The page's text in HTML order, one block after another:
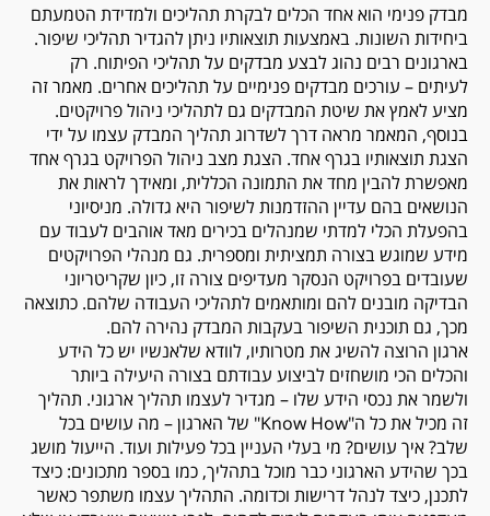
מבדק פנימי הוא אחד הכלים לבקרת תהליכים ולמדידת הטמעתם
ביחידות השונות. באמצעות תוצאותיו ניתן להגדיר תהליכי שיפור.
בארגונים רבים נהוג לבצע מבדקים על תהליכי הפיתוח. רק
לעיתים – עורכים מבדקים פנימיים על תהליכים אחרים. מאמר זה
מציע לאמץ את שיטת המבדקים גם לתהליכי ניהול פרויקטים.
בנוסף, המאמר מראה דרך לשדרוג תהליך המבדק עצמו על ידי
הצגת תוצאותיו בגרף אחד. הצגת מצב ניהול הפרויקט בגרף אחד
מאפשרת להבין מחד את התמונה הכללית, ומאידך לראות את
הנושאים בהם עדיין ההזדמנות לשיפור היא גדולה. מניסיוני
בהפעלת הכלי למדתי שמנהלים בכירים מאד אוהבים לעבוד עם
מידע שמוגש בצורה תמציתית ומספרית. גם מנהלי הפרויקטים
שעובדים בפרויקט הנסקר מעדיפים צורה זו, כיון שקריטריוני
הבדיקה מובנים להם ומותאמים לתהליכי העבודה שלהם. כתוצאה
מכך, גם תוכנית השיפור בעקבות המבדק נהירה להם.
ארגון הרוצה להשיג את מטרותיו, לוודא שלאנשיו יש כל הידע
והכלים הכי מושחזים לביצוע עבודתם בצורה היעילה ביותר
ולשמר את נכסי הידע שלו – מגדיר לעצמו תהליך ארגוני. תהליך
זה מכיל את כל ה"Know How" של הארגון – מה עושים בכל
שלב? איך עושים? מי בעלי העניין בכל פעילות ועוד. הייעול מושג
בכך שהידע הארגוני כבר מוכל בתהליך, כמו בספר מתכונים: כיצד
לתכנן, כיצד לנהל דרישות וכדומה. התהליך עצמו משתפר כאשר